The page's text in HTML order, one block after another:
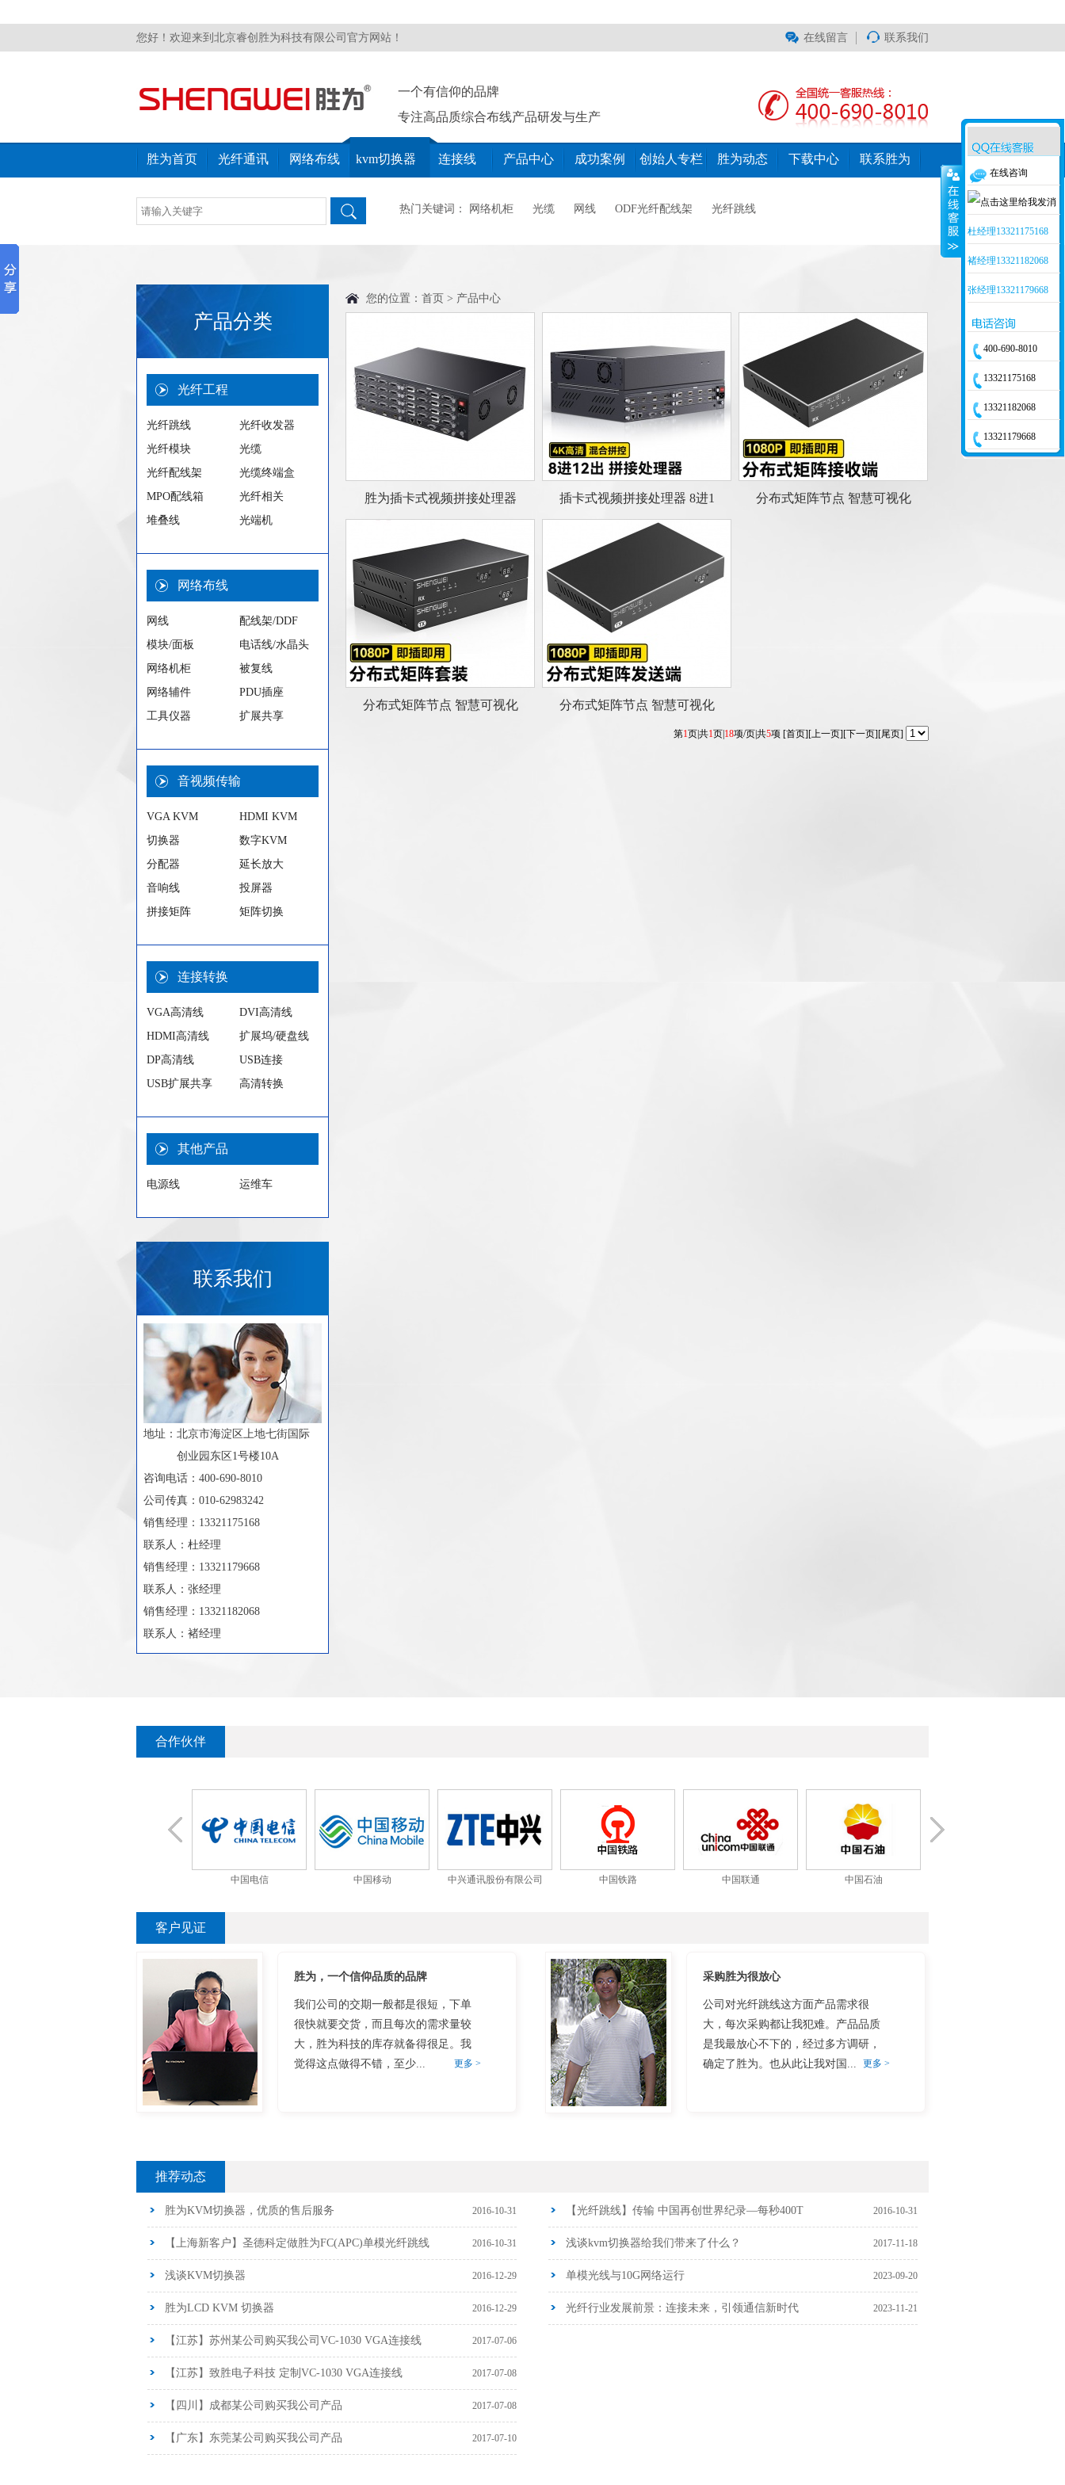
在线咨询
杜经理13321175168
褚经理13321182068
张经理13321179668
400-690-8010
13321175168
13321182068
13321179668
您好！欢迎来到北京睿创胜为科技有限公司官方网站！ 在线留言 联系我们
一个有信仰的品牌
专注高品质综合布线产品研发与生产
胜为首页 光纤通讯 网络布线 kvm切换器 连接线 产品中心 成功案例 创始人专栏 胜为动态 下载中心 联系胜为
热门关键词： 网络机柜 光缆 网线 ODF光纤配线架 光纤跳线
产品分类
光纤工程
光纤跳线
光纤收发器
光纤模块
光缆
光纤配线架
光缆终端盒
MPO配线箱
光纤相关
堆叠线
光端机
网络布线
网线
配线架/DDF
模块/面板
电话线/水晶头
网络机柜
被复线
网络辅件
PDU插座
工具仪器
扩展共享
音视频传输
VGA KVM
HDMI KVM
切换器
数字KVM
分配器
延长放大
音响线
投屏器
拼接矩阵
矩阵切换
连接转换
VGA高清线
DVI高清线
HDMI高清线
扩展坞/硬盘线
DP高清线
USB连接
USB扩展共享
高清转换
其他产品
电源线 运维车
联系我们
地址： 北京市海淀区上地七街国际
创业园东区1号楼10A
咨询电话：400-690-8010
公司传真：010-62983242
销售经理：13321175168
联系人：杜经理
销售经理：13321179668
联系人：张经理
销售经理：13321182068
联系人：褚经理
您的位置： 首页 > 产品中心
胜为插卡式视频拼接处理器 插卡式视频拼接处理器 8进1 分布式矩阵节点 智慧可视化
分布式矩阵节点 智慧可视化 分布式矩阵节点 智慧可视化
第1页|共1页| 18项/页|共5项 [首页][上一页][下一页][尾页]
合作伙伴
中国电信 中国移动 中兴通讯股份有限公司 中国铁路 中国联通 中国石油
客户见证
胜为，一个信仰品质的品牌
我们公司的交期一般都是很短，下单
很快就要交货，而且每次的需求量较
大，胜为科技的库存就备得很足。我
觉得这点做得不错，至少...
更多 >
采购胜为很放心
公司对光纤跳线这方面产品需求很
大，每次采购都让我犯难。产品品质
是我最放心不下的，经过多方调研，
确定了胜为。也从此让我对国...
更多 >
推荐动态
胜为KVM切换器，优质的售后服务 2016-10-31
【上海新客户】圣德科定做胜为FC(APC)单模光纤跳线 2016-10-31
浅谈KVM切换器 2016-12-29
胜为LCD KVM 切换器 2016-12-29
【江苏】苏州某公司购买我公司VC-1030 VGA连接线 2017-07-06
【江苏】致胜电子科技 定制VC-1030 VGA连接线 2017-07-08
【四川】成都某公司购买我公司产品 2017-07-08
【广东】东莞某公司购买我公司产品 2017-07-10
【光纤跳线】传输 中国再创世界纪录—每秒400T 2016-10-31
浅谈kvm切换器给我们带来了什么？ 2017-11-18
单模光线与10G网络运行 2023-09-20
光纤行业发展前景：连接未来，引领通信新时代 2023-11-21